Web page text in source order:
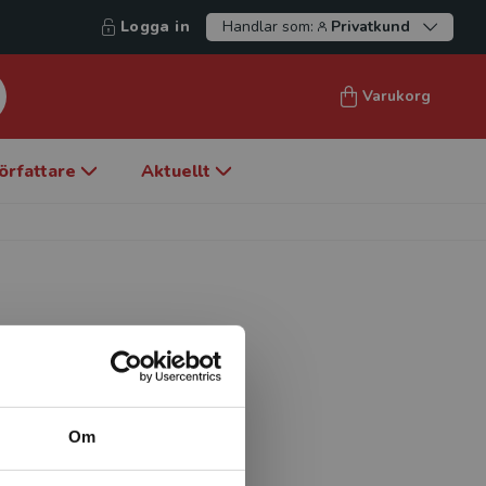
Om
Logga in Handlar som: Privatkund
Varukorg
Aktuellt
vid Linköpings